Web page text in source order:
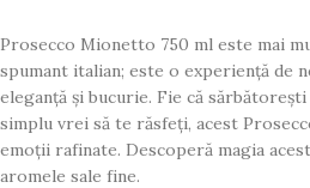
Prosecco Mionetto 750 ml este mai
spumant italian; este o experiență de
eleganță și bucurie. Fie că
simplu vrei să te răsfeți, acest
emoții rafinate. Descoperă magia
aromele sale fine.